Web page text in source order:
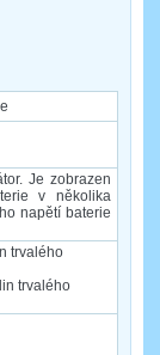
Je zobrazen
v několika
napětí baterie
trvalého
trvalého